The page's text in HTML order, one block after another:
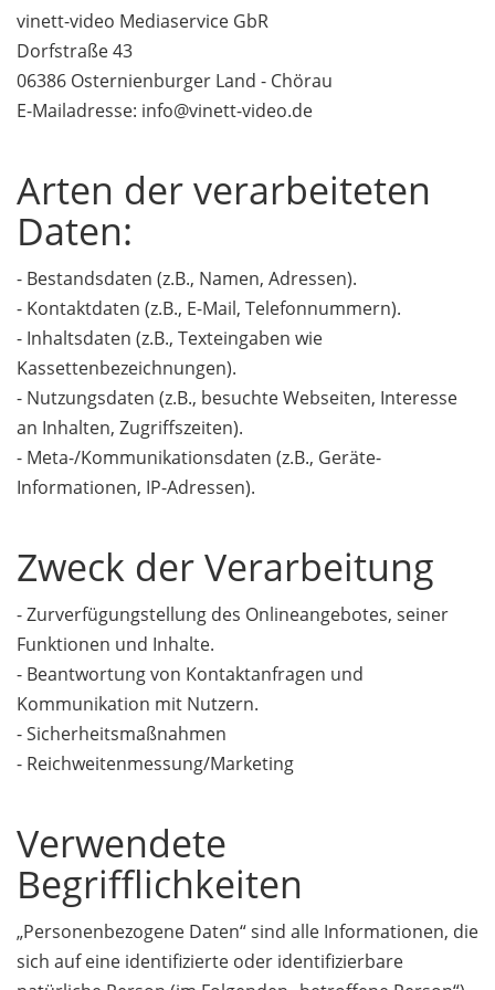
vinett-video Mediaservice GbR
Dorfstraße 43
06386 Osternienburger Land - Chörau
E-Mailadresse: info@vinett-video.de
Arten der verarbeiteten
Daten:
- Bestandsdaten (z.B., Namen, Adressen).
- Kontaktdaten (z.B., E-Mail, Telefonnummern).
- Inhaltsdaten (z.B., Texteingaben wie
Kassettenbezeichnungen).
- Nutzungsdaten (z.B., besuchte Webseiten, Interesse
an Inhalten, Zugriffszeiten).
- Meta-/Kommunikationsdaten (z.B., Geräte-
Informationen, IP-Adressen).
Zweck der Verarbeitung
- Zurverfügungstellung des Onlineangebotes, seiner
Funktionen und Inhalte.
- Beantwortung von Kontaktanfragen und
Kommunikation mit Nutzern.
- Sicherheitsmaßnahmen
- Reichweitenmessung/Marketing
Verwendete
Begrifflichkeiten
„Personenbezogene Daten“ sind alle Informationen, die
sich auf eine identifizierte oder identifizierbare